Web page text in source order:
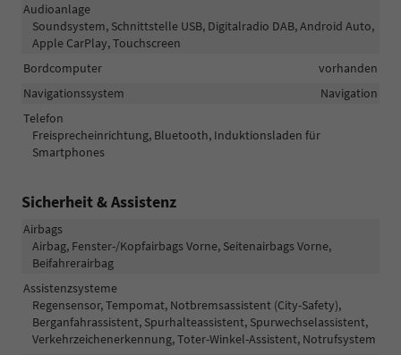
Audioanlage
Soundsystem, Schnittstelle USB, Digitalradio DAB, Android Auto,
Apple CarPlay, Touchscreen
Bordcomputer
vorhanden
Navigationssystem
Navigation
Telefon
Freisprecheinrichtung, Bluetooth, Induktionsladen für
Smartphones
Sicherheit & Assistenz
Airbags
Airbag, Fenster-/Kopfairbags Vorne, Seitenairbags Vorne,
Beifahrerairbag
Assistenzsysteme
Regensensor, Tempomat, Notbremsassistent (City-Safety),
Berganfahrassistent, Spurhalteassistent, Spurwechselassistent,
Verkehrzeichenerkennung, Toter-Winkel-Assistent, Notrufsystem